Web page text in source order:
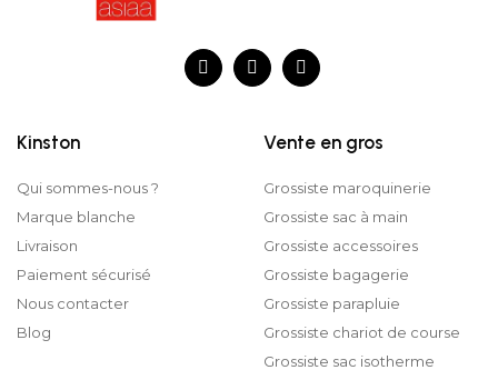
Kinston
Qui sommes-nous ?
Marque blanche
Livraison
Paiement sécurisé
Nous contacter
Blog
Vente en gros
Grossiste maroquinerie
Grossiste sac à main
Grossiste accessoires
Grossiste bagagerie
Grossiste parapluie
Grossiste chariot de course
Grossiste sac isotherme